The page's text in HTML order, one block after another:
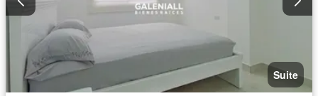
Suite